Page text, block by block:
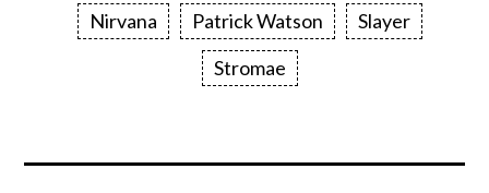
Nirvana
Patrick Watson
Slayer
Stromae